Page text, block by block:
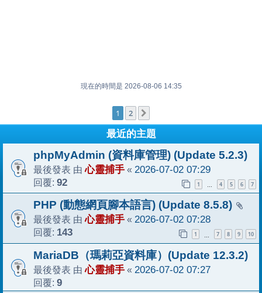
現在的時間是 2026-08-06 14:35
1 2
最近的主題
phpMyAdmin (資料庫管理) (Update 5.2.3)
最後發表 由心靈捕手 « 2026-07-02 07:29
回覆: 92 1 … 4 5 6 7
PHP (動態網頁腳本語言) (Update 8.5.8)
最後發表 由心靈捕手 « 2026-07-02 07:28
回覆: 143 1 7 8 9 10
MariaDB（瑪莉亞資料庫）(Update 12.3.2)
最後發表 由心靈捕手 « 2026-07-02 07:27
回覆: 9